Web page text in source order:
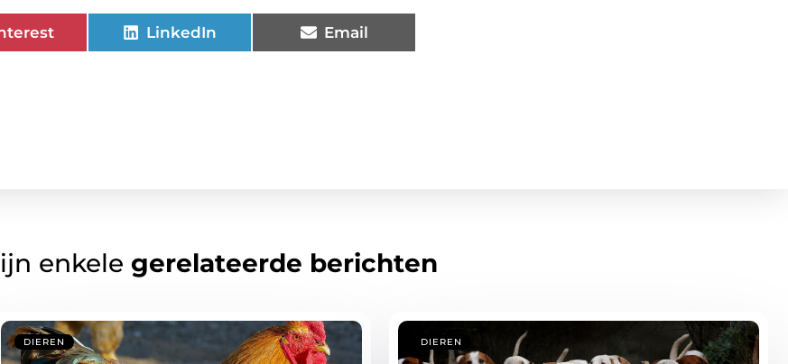
LinkedIn Email
enkele gerelateerde berichten
DIEREN DIEREN